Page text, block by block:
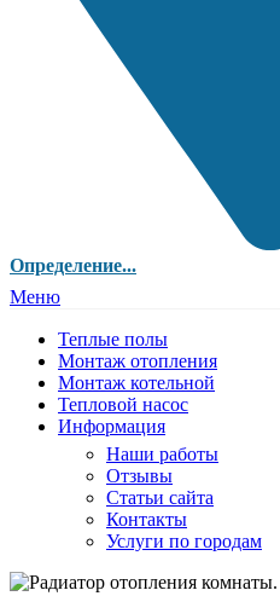
Определение...
Меню
Теплые полы
Монтаж отопления
Монтаж котельной
Тепловой насос
Информация
Наши работы
Отзывы
Статьи сайта
Контакты
Услуги по городам